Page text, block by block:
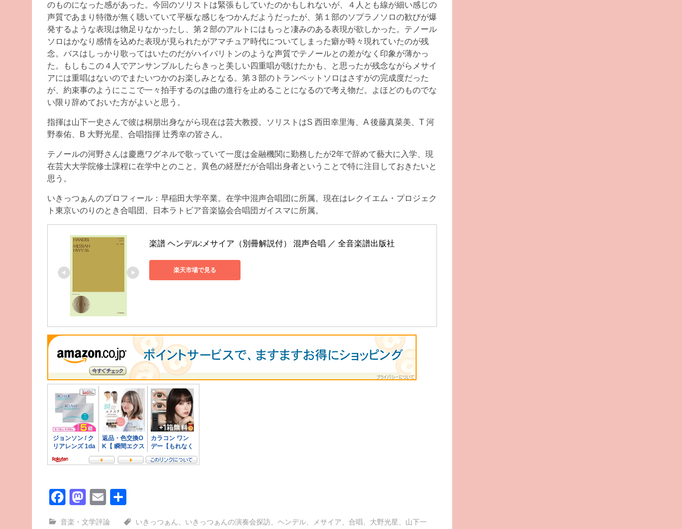
のものになった感があった。今回のソリストは緊張もしていたのかもしれないが、４人とも線が細い感じの
声質であまり特徴が無く聴いていて平板な感じをつかんだようだったが、第１部のソプラノソロの歓びが爆
発するような表現は物足りなかったし、第２部のアルトにはもっと凄みのある表現が欲しかった。テノール
ソロはかなり感情を込めた表現が見られたがアマチュア時代についてしまった癖が時々現れていたのが残
念。バスはしっかり歌ってはいたのだがハイバリトンのような声質でテノールとの差がなく印象が薄かっ
た。もしもこの４人でアンサンブルしたらきっと美しい四重唱が聴けたかも、と思ったが残念ながらメサイ
アには重唱はないのでまたいつかのお楽しみとなる。第３部のトランペットソロはさすがの完成度だった
が、約束事のようにここで一々拍手するのは曲の進行を止めることになるので考え物だ。よほどのものでな
い限り辞めておいた方がよいと思う。
指揮は山下一史さんで彼は桐朋出身ながら現在は芸大教授。ソリストはS 西田幸里海、A 後藤真菜美、T 河
野泰佑、B 大野光星、合唱指揮 辻秀幸の皆さん。
テノールの河野さんは慶應ワグネルで歌っていて一度は金融機関に勤務したが2年で辞めて藝大に入学、現
在芸大大学院修士課程に在学中とのこと。異色の経歴だが合唱出身者ということで特に注目しておきたいと
思う。
いきっつぁんのプロフィール：早稲田大学卒業。在学中混声合唱団に所属。現在はレクイエム・プロジェク
ト東京いのりのとき合唱団、日本ラトビア音楽協会合唱団ガイスマに所属。
楽譜 ヘンデル:メサイア（別冊解説付） 混声合唱 ／ 全音楽譜出版社
楽天市場で見る
Facebook
Mastodon
Email
音楽・文学評論 いきっつぁん いきっつぁんの演奏会探訪 ヘンデル メサイア 合唱 大野光星 山下一